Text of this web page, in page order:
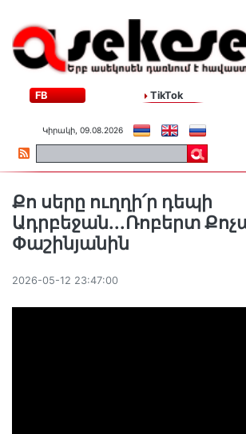
FB TikTok
Կիրակի, 09.08.2026
Քո սերը ուղղի՛ր դեպի
Ադրբեջան...Ռոբերտ
Փաշինյանին
2026-05-12 23:47:00